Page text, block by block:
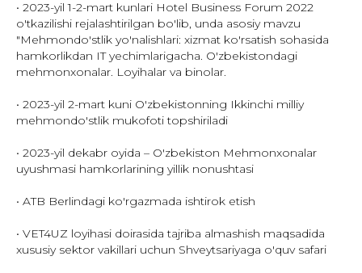
• 2023-yil 1-2-mart kunlari Hotel Business Forum 2022
o'tkazilishi rejalashtirilgan bo'lib, unda asosiy mavzu
"Mehmondo'stlik yo'nalishlari: xizmat ko'rsatish sohasida
hamkorlikdan IT yechimlarigacha. O'zbekistondagi
mehmonxonalar. Loyihalar va binolar.
• 2023-yil 2-mart kuni O'zbekistonning Ikkinchi milliy
mehmondo'stlik mukofoti topshiriladi
• 2023-yil dekabr oyida – O'zbekiston Mehmonxonalar
uyushmasi hamkorlarining yillik nonushtasi
• ATB Berlindagi ko'rgazmada ishtirok etish
• VET4UZ loyihasi doirasida tajriba almashish maqsadida
xususiy sektor vakillari uchun Shveytsariyaga o'quv safari